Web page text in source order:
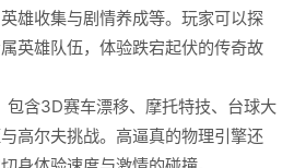
雄收集与剧情养成等。玩家可以探
英雄队伍，体验跌宕起伏的传奇故
包含3D赛车漂移、摩托特技、台球大
高尔夫挑战。高逼真的物理引擎还